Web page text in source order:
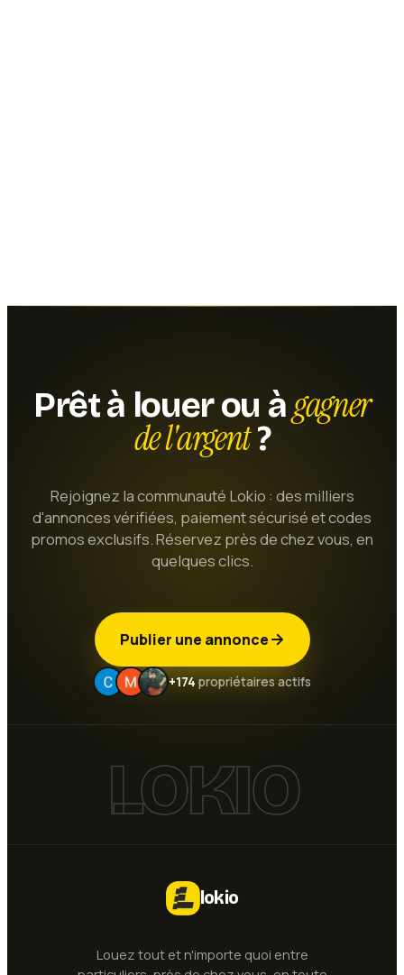
Prêt à louer ou àgagner
de l'argent?
Rejoignez la communauté Lokio : des milliers
d'annonces vérifiées, paiement sécurisé et codes
promos exclusifs. Réservez près de chez vous, en
quelques clics.
Publier une annonce
+174 propriétaires actifs
LOKIO
lokio
Louez tout et n'importe quoi entre